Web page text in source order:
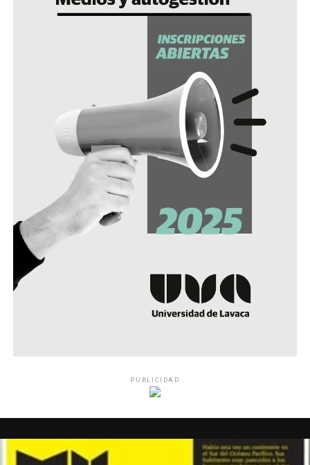
PUBLICIDAD